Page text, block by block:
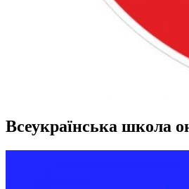
Всеукраїнська школа